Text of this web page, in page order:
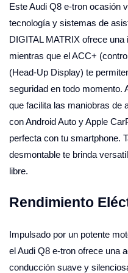
Este Audi Q8 e-tron ocasión
tecnología y sistemas de
DIGITAL MATRIX ofrece
mientras que el ACC+
(Head-Up Display) te
seguridad en todo momento.
que facilita las maniobras de
con Android Auto y Apple
perfecta con tu smartphone.
desmontable te brinda
libre.
Rendimiento
Impulsado por un potente
el Audi Q8 e-tron ofrece una
conducción suave y